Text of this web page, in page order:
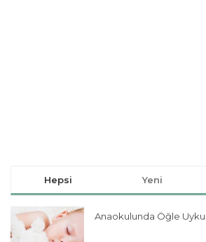
Hepsi Yeni
Anaokulunda Öğle